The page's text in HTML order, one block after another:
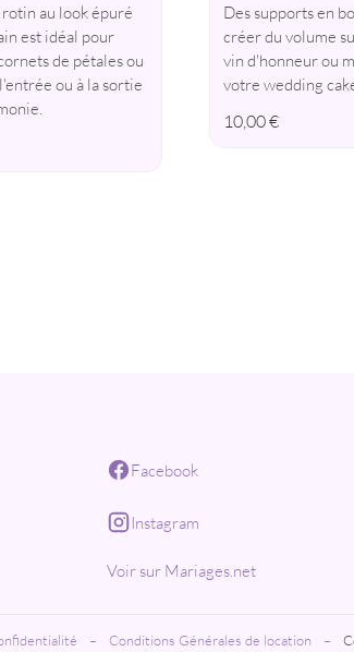
au look épuré
est idéal pour
de pétales ou
ou à la sortie
Des supports en
créer du volume
vin d'honneur ou
votre wedding
10,00€
Facebook
Instagram
Voir sur Mariages.net
– Conditions Générales de location –